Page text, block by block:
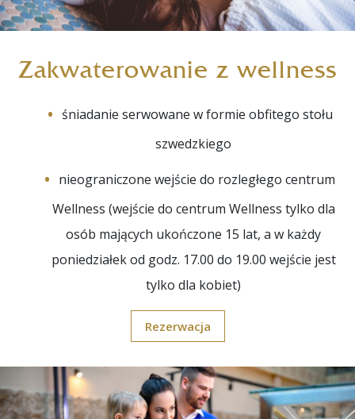
Zakwaterowanie z wellness
śniadanie serwowane w formie obfitego stołu
szwedzkiego
nieograniczone wejście do rozległego centrum
Wellness (wejście do centrum Wellness tylko dla
osób mających ukończone 15 lat, a w każdy
poniedziałek od godz. 17.00 do 19.00 wejście jest
tylko dla kobiet)
Rezerwacja